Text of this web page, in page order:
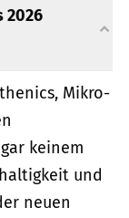
2026
Mikro-
keinem
und
neuen